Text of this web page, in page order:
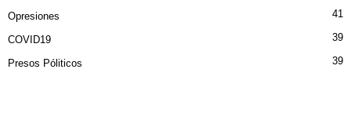
Opresiones 41
COVID19 39
Presos Póliticos 39